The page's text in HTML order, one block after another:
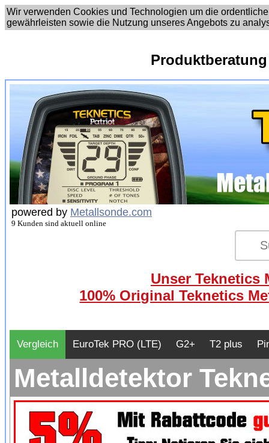
Wir verwenden Cookies und Technologien um die
gewährleisten sowie die Nutzung unseres Angebots zu
powered by Metallsonde.com
9 Kunden sind aktuell online
Unser Teknetics
100% Original Teknetics
Vergleich EuroTek PRO (LTE) G2+ T2 plus
Metalldetektor